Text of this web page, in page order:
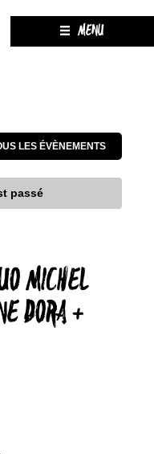
MENU
LES ÉVÈNEMENTS
passé
MICHEL
DORA +